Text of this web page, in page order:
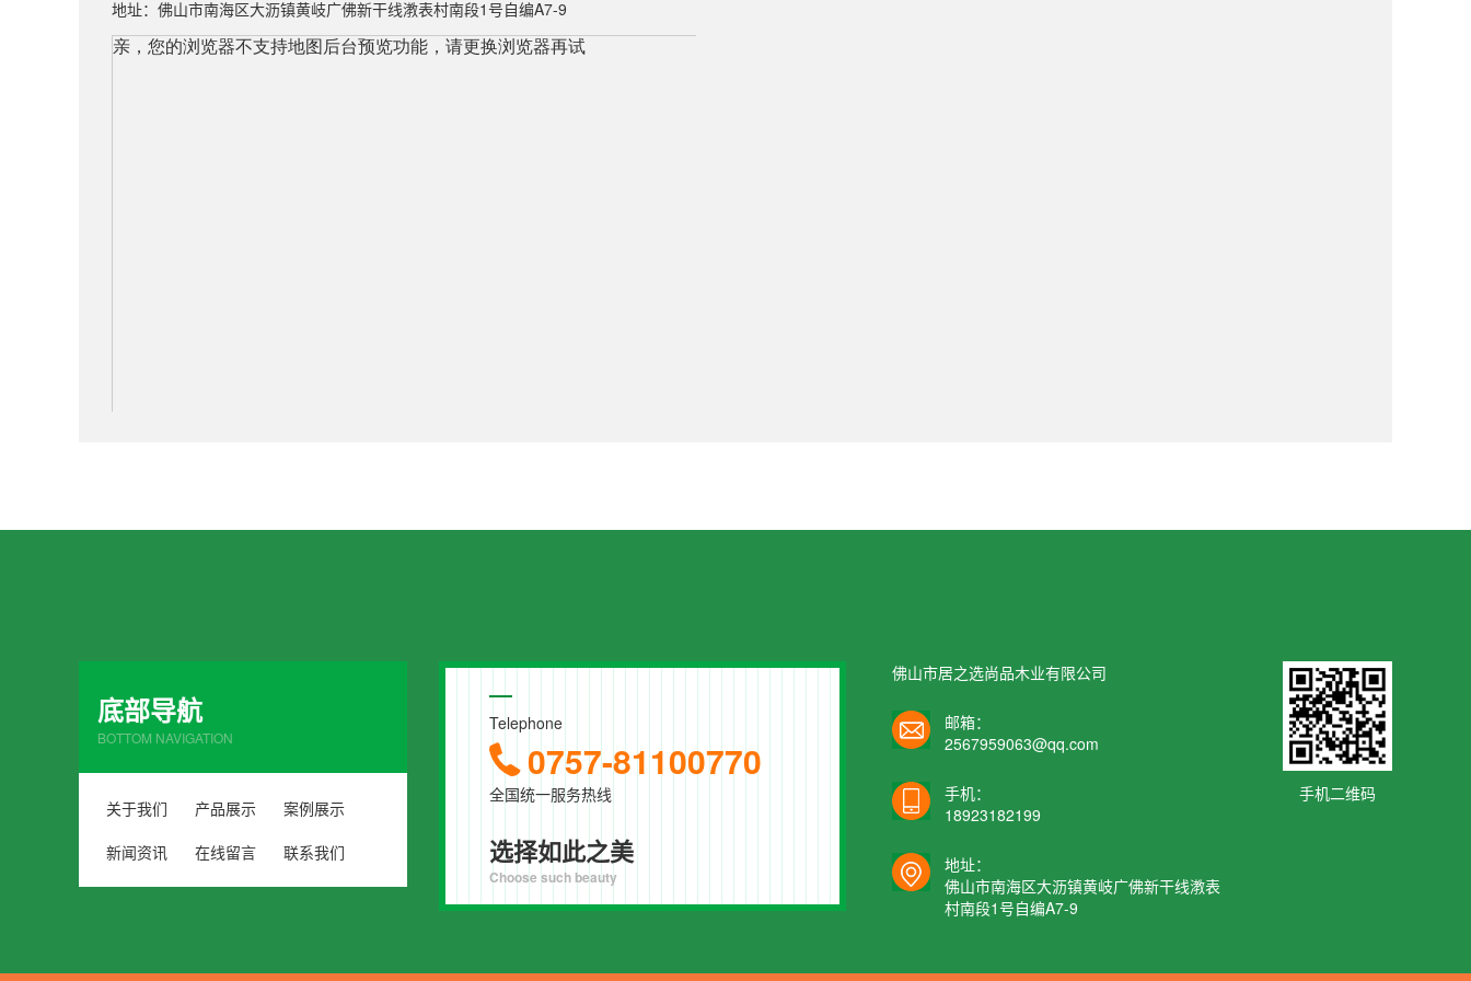
地址：佛山市南海区大沥镇黄岐广佛新干线漖表村南段1号自编A7-9
底部导航
BOTTOM NAVIGATION
关于我们 产品展示
案例展示
新闻资讯
在线留言 联系我们
Telephone
0757-81100770
全国统一服务热线
选择如此之美
Choose such beauty
佛山市居之选尚品木业有限公司
邮箱：
2567959063@qq.com
手机：
18923182199
地址：
佛山市南海区大沥镇黄岐广佛新干线漖表
村南段1号自编A7-9
手机二维码